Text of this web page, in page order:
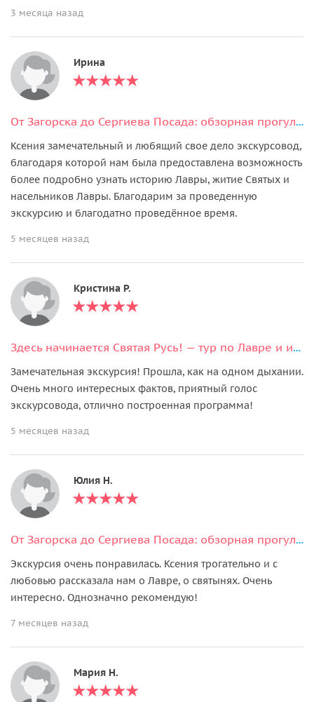
3 месяца назад
Ирина
От Загорска до Сергиева Посада: обзорная прогулка по Троице-Сергиевой лавре
Ксения замечательный и любящий свое дело экскурсовод,
благодаря которой нам была предоставлена возможность
более подробно узнать историю Лавры, житие Святых и
насельников Лавры. Благодарим за проведенную
экскурсию и благодатно проведённое время.
5 месяцев назад
Кристина Р.
Здесь начинается Святая Русь! — тур по Лавре и исторической части Посада
Замечательная экскурсия! Прошла, как на одном дыхании.
Очень много интересных фактов, приятный голос
экскурсовода, отлично построенная программа!
5 месяцев назад
Юлия Н.
От Загорска до Сергиева Посада: обзорная прогулка по Троице-Сергиевой лавре
Экскурсия очень понравилась. Ксения трогательно и с
любовью рассказала нам о Лавре, о святынях. Очень
интересно. Однозначно рекомендую!
7 месяцев назад
Мария Н.